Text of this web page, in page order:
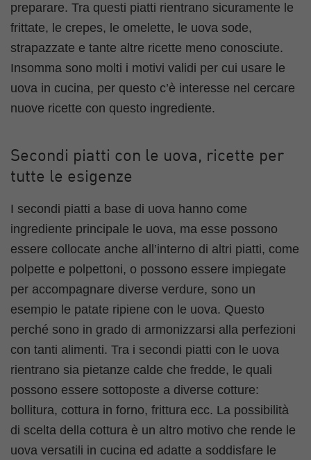
preparare. Tra questi piatti rientrano sicuramente le
frittate, le crepes, le omelette, le uova sode,
strapazzate e tante altre ricette meno conosciute.
Insomma sono molti i motivi validi per cui usare le
uova in cucina, per questo c’è interesse nel cercare
nuove ricette con questo ingrediente.
Secondi piatti con le uova, ricette per
tutte le esigenze
I secondi piatti a base di uova hanno come
ingrediente principale le uova, ma esse possono
essere collocate anche all’interno di altri piatti, come
polpette e polpettoni, o possono essere impiegate
per accompagnare diverse verdure, sono un
esempio le patate ripiene con le uova. Questo
perché sono in grado di armonizzarsi alla perfezioni
con tanti alimenti. Tra i secondi piatti con le uova
rientrano sia pietanze calde che fredde, le quali
possono essere sottoposte a diverse cotture:
bollitura, cottura in forno, frittura ecc. La possibilità
di scelta della cottura è un altro motivo che rende le
uova versatili in cucina ed adatte a soddisfare le